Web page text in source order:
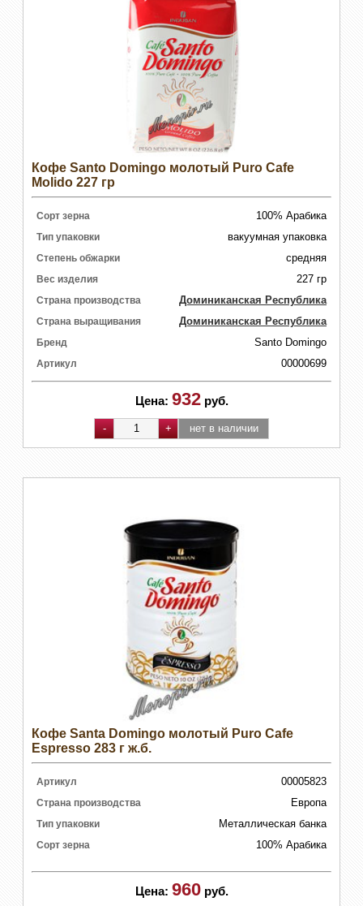
Кофе Santo Domingo молотый Puro Cafe
Molido 227 гр
Сорт зерна 100% Арабика
Тип упаковки вакуумная упаковка
Степень обжарки средняя
Вес изделия 227 гр
Страна производства Доминиканская Республика
Страна выращивания Доминиканская Республика
Бренд Santo Domingo
Артикул 00000699
Цена: 932 руб.
Кофе Santa Domingo молотый Puro Cafe
Espresso 283 г ж.б.
Артикул 00005823
Страна производства Европа
Тип упаковки Металлическая банка
Сорт зерна 100% Арабика
Цена: 960 руб.